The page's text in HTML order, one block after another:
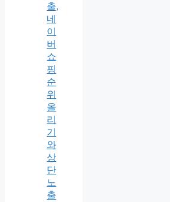
출,
네
이
버
쇼
핑
순
위
올
리
기
와
상
단
노
출